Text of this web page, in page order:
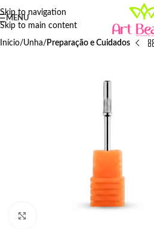
Skip to navigation
Skip to main content
MENU
Início Unha Preparação e Cuidados